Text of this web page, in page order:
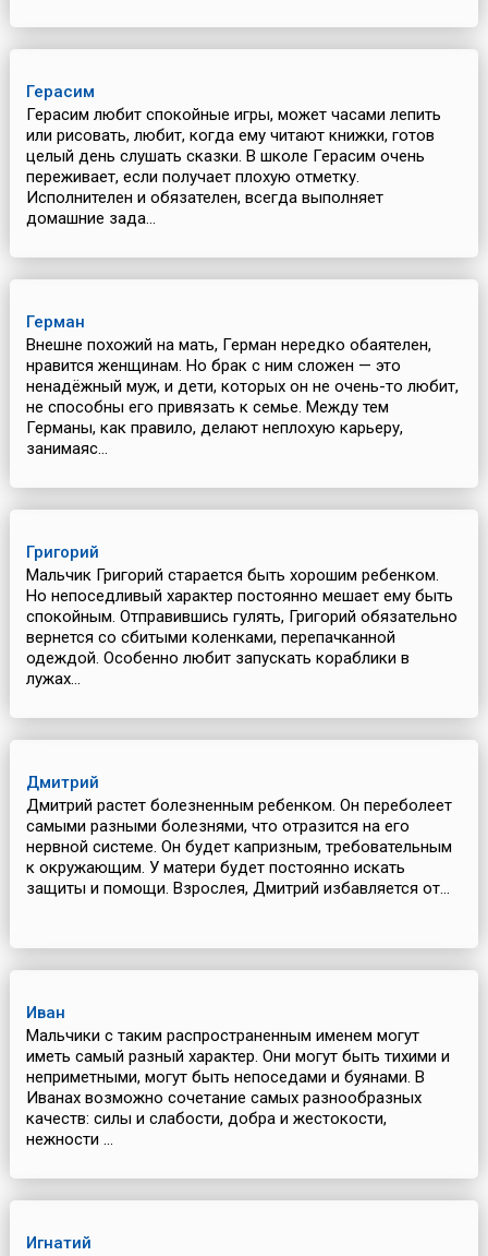
Герасим
Герасим любит спокойные игры, может часами лепить
или рисовать, любит, когда ему читают книжки, готов
целый день слушать сказки. В школе Герасим очень
переживает, если получает плохую отметку.
Исполнителен и обязателен, всегда выполняет
домашние зада...
Герман
Внешне похожий на мать, Герман нередко обаятелен,
нравится женщинам. Но брак с ним сложен — это
ненадёжный муж, и дети, которых он не очень-то любит,
не способны его привязать к семье. Между тем
Германы, как правило, делают неплохую карьеру,
занимаяс...
Григорий
Мальчик Григорий старается быть хорошим ребенком.
Но непоседливый характер постоянно мешает ему быть
спокойным. Отправившись гулять, Григорий обязательно
вернется со сбитыми коленками, перепачканной
одеждой. Особенно любит запускать кораблики в
лужах...
Дмитрий
Дмитрий растет болезненным ребенком. Он переболеет
самыми разными болезнями, что отразится на его
нервной системе. Он будет капризным, требовательным
к окружающим. У матери будет постоянно искать
защиты и помощи. Взрослея, Дмитрий избавляется от...
Иван
Мальчики с таким распространенным именем могут
иметь самый разный характер. Они могут быть тихими и
неприметными, могут быть непоседами и буянами. В
Иванах возможно сочетание самых разнообразных
качеств: силы и слабости, добра и жестокости,
нежности ...
Игнатий